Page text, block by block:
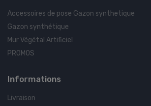
Accessoires de pose Gazon synthetique
Gazon synthétique
Mur Végétal Artificiel
PROMOS
Informations
Livraison